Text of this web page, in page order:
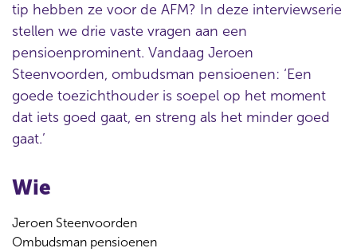
tip hebben ze voor de AFM? In deze interviewserie
stellen we drie vaste vragen aan een
pensioenprominent. Vandaag Jeroen
Steenvoorden, ombudsman pensioenen: ‘Een
goede toezichthouder is soepel op het moment
dat iets goed gaat, en streng als het minder goed
gaat.’
Wie
Jeroen Steenvoorden
Ombudsman pensioenen